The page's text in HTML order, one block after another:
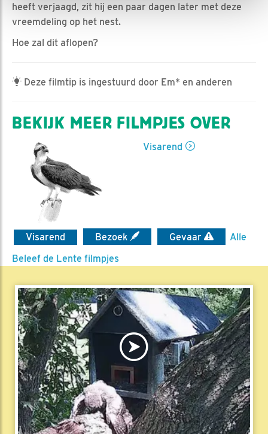
heeft verjaagd, zit hij een paar dagen later met deze
vreemdeling op het nest.
Hoe zal dit aflopen?
Deze filmtip is ingestuurd door Em* en anderen
BEKIJK MEER FILMPJES OVER
Visarend
Visarend Bezoek Gevaar
Alle
Beleef de Lente filmpjes